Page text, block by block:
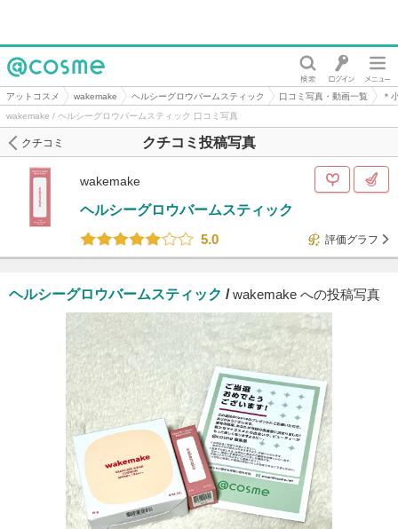
@cosme
アットコスメ wakemake ヘルシーグロウバームスティック 口コミ写真・動画一覧
＊
wakemake / ヘルシーグロウバームスティック 口コミ写真
クチコミ投稿写真
クチコミ
wakemake
ヘルシーグロウバームスティック
5.0
評価グラフ
ヘルシーグロウバームスティック /wakemake への投稿写真